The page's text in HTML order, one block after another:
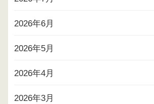
2026年6月
2026年5月
2026年4月
2026年3月